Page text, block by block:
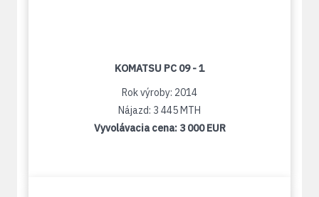
KOMATSU PC 09 - 1
Rok výroby: 2014
Nájazd: 3 445 MTH
Vyvolávacia cena: 3 000 EUR